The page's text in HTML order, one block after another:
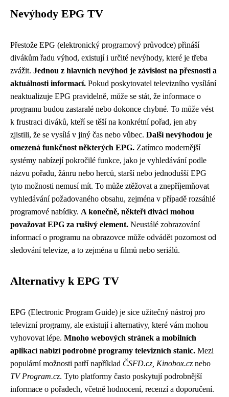
Nevýhody EPG TV
Přestože EPG (elektronický programový průvodce) přináší
divákům řadu výhod, existují i ​​určité nevýhody, které je třeba
zvážit. Jednou z hlavních nevýhod je závislost na přesnosti a
aktuálnosti informací. Pokud poskytovatel televizního vysílání
neaktualizuje EPG pravidelně, může se stát, že informace o
programu budou zastaralé nebo dokonce chybné. To může vést
k frustraci diváků, kteří se těší na konkrétní pořad, jen aby
zjistili, že se vysílá v jiný čas nebo vůbec. Další nevýhodou je
omezená funkčnost některých EPG. Zatímco modernější
systémy nabízejí pokročilé funkce, jako je vyhledávání podle
názvu pořadu, žánru nebo herců, starší nebo jednodušší EPG
tyto možnosti nemusí mít. To může ztěžovat a znepříjemňovat
vyhledávání požadovaného obsahu, zejména v případě rozsáhlé
programové nabídky. A konečně, někteří diváci mohou
považovat EPG za rušivý element. Neustálé zobrazování
informací o programu na obrazovce může odvádět pozornost od
sledování televize, a to zejména u filmů nebo seriálů.
Alternativy k EPG TV
EPG (Electronic Program Guide) je sice užitečný nástroj pro
televizní programy, ale existují i ​​alternativy, které vám mohou
vyhovovat lépe. Mnoho webových stránek a mobilních
aplikací nabízí podrobné programy televizních stanic. Mezi
populární možnosti patří například ČSFD.cz, Kinobox.cz nebo
TV Program.cz. Tyto platformy často poskytují podrobnější
informace o pořadech, včetně hodnocení, recenzí a doporučení.